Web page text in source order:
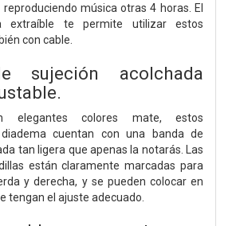
música otras 4 horas. El
extraíble te permite utilizar estos
con cable.
sujeción acolchada
elegantes colores mate, estos
cuentan con una banda de
tan ligera que apenas la notarás. Las
están claramente marcadas para
y derecha, y se pueden colocar en
tengan el ajuste adecuado.